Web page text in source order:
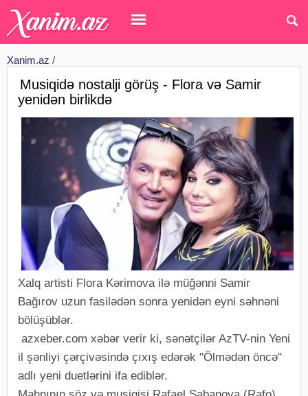
Xanim.az /
Musiqidə nostalji görüş - Flora və Samir
yenidən birlikdə
Xalq artisti Flora Kərimova ilə müğənni Samir
Bağırov uzun fasilədən sonra yenidən eyni səhnəni
bölüşüblər.
azxeber.com xəbər verir ki, sənətçilər AzTV-nin Yeni
il şənliyi çərçivəsində çıxış edərək "Ölmədən öncə"
adlı yeni duetlərini ifa ediblər.